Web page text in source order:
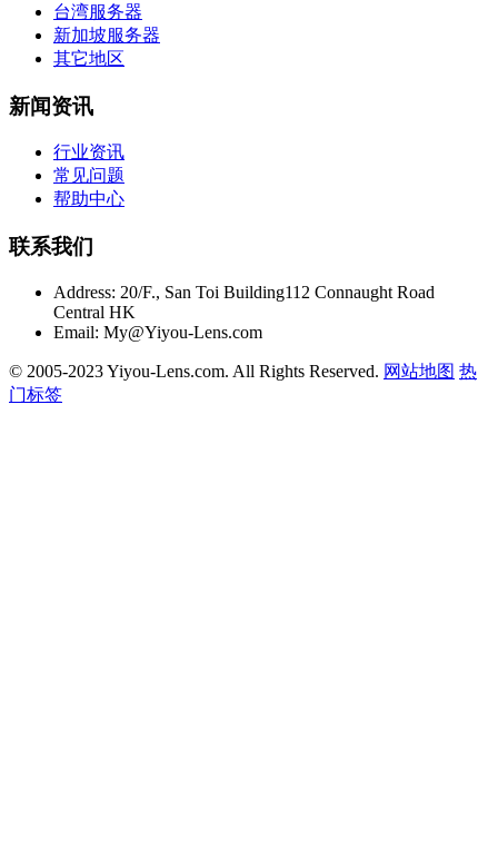
台湾服务器
新加坡服务器
其它地区
新闻资讯
行业资讯
常见问题
帮助中心
联系我们
Address: 20/F., San Toi Building112 Connaught Road
Central HK
Email: My@Yiyou-Lens.com
© 2005-2023 Yiyou-Lens.com. All Rights Reserved. 网站地图 热
门标签